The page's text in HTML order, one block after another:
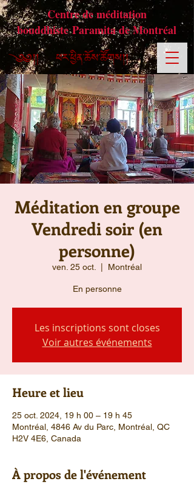
Centre de méditation
bouddhiste Paramita de Montréal
Méditation en groupe
Vendredi soir (en
personne)
ven. 25 oct. Montréal
En personne
Les inscriptions sont closes
Voir autres événements
Heure et lieu
25 oct. 2024, 19 h 00 – 19 h 45
Montréal, 4846 Av du Parc, Montréal, QC
H2V 4E6, Canada
À propos de l'événement